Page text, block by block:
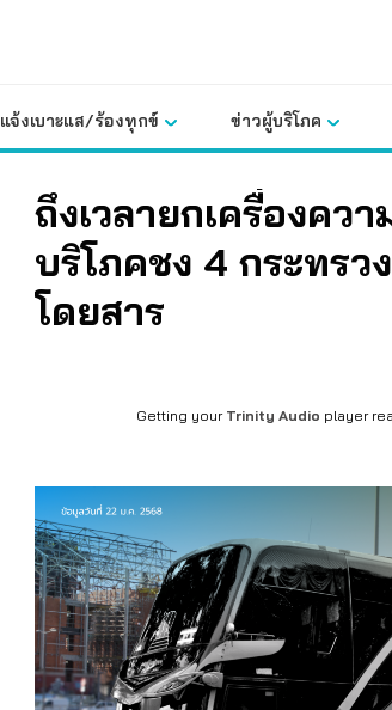
แจ้งเบาะแส/ร้องทุกข์ ข่าวผู้บริโภค
ถึงเวลายกเครื่องคว
บริโภคชง 4 กระทรว
โดยสาร
Getting your Trinity Audio player